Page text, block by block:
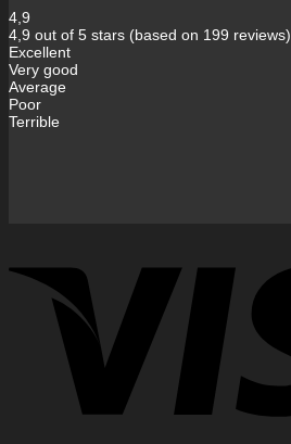
4,9
4,9 out of 5 stars (based on 199 reviews)
Excellent
Very good
Average
Poor
Terrible